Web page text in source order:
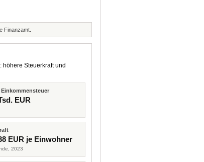
Finanzamt.
Steuerkraft und
EUR
EUR je Einwohner
2023